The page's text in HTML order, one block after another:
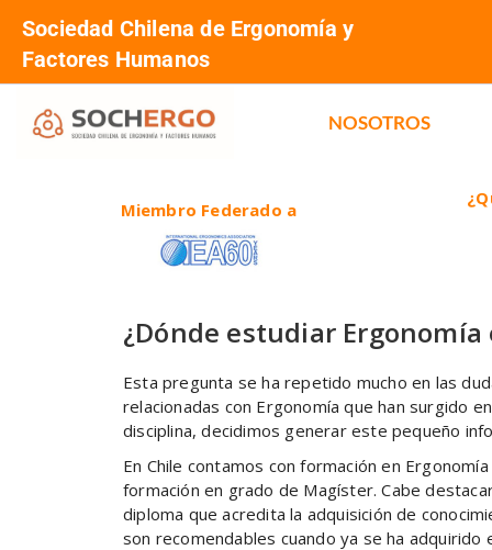
Sociedad Chilena de Ergonomía y
Factores Humanos
NOSOTROS
Miembro Federado a
¿Dónde estudiar Ergonomía
Esta pregunta se ha repetido mucho en las
relacionadas con Ergonomía que han surgido
disciplina, decidimos generar este pequeño
En Chile contamos con formación en
formación en grado de Magíster. Cabe
diploma que acredita la adquisición de
son recomendables cuando ya se ha